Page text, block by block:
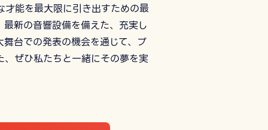
才能を最大限に引き出すための最
新の音響設備を備えた、充実し
台での発表の機会を通じて、プ
ぜひ私たちと一緒にその夢を実